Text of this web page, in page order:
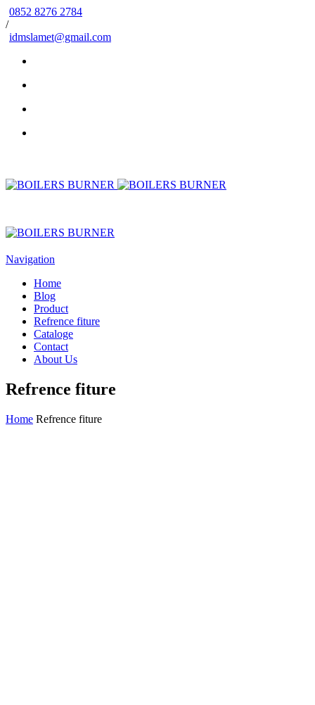
0852 8276 2784
/
idmslamet@gmail.com
Navigation
Home
Blog
Product
Refrence fiture
Cataloge
Contact
About Us
Refrence fiture
Home Refrence fiture